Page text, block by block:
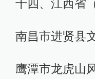
十四、江西省
南昌市进贤县
鹰潭市龙虎山